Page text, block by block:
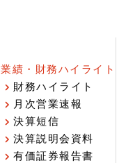
業績・財務ハイライト
財務ハイライト
月次営業速報
決算短信
決算説明会資料
有価証券報告書